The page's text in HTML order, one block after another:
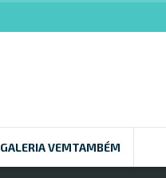
GALERIA VEMTAMBÉM